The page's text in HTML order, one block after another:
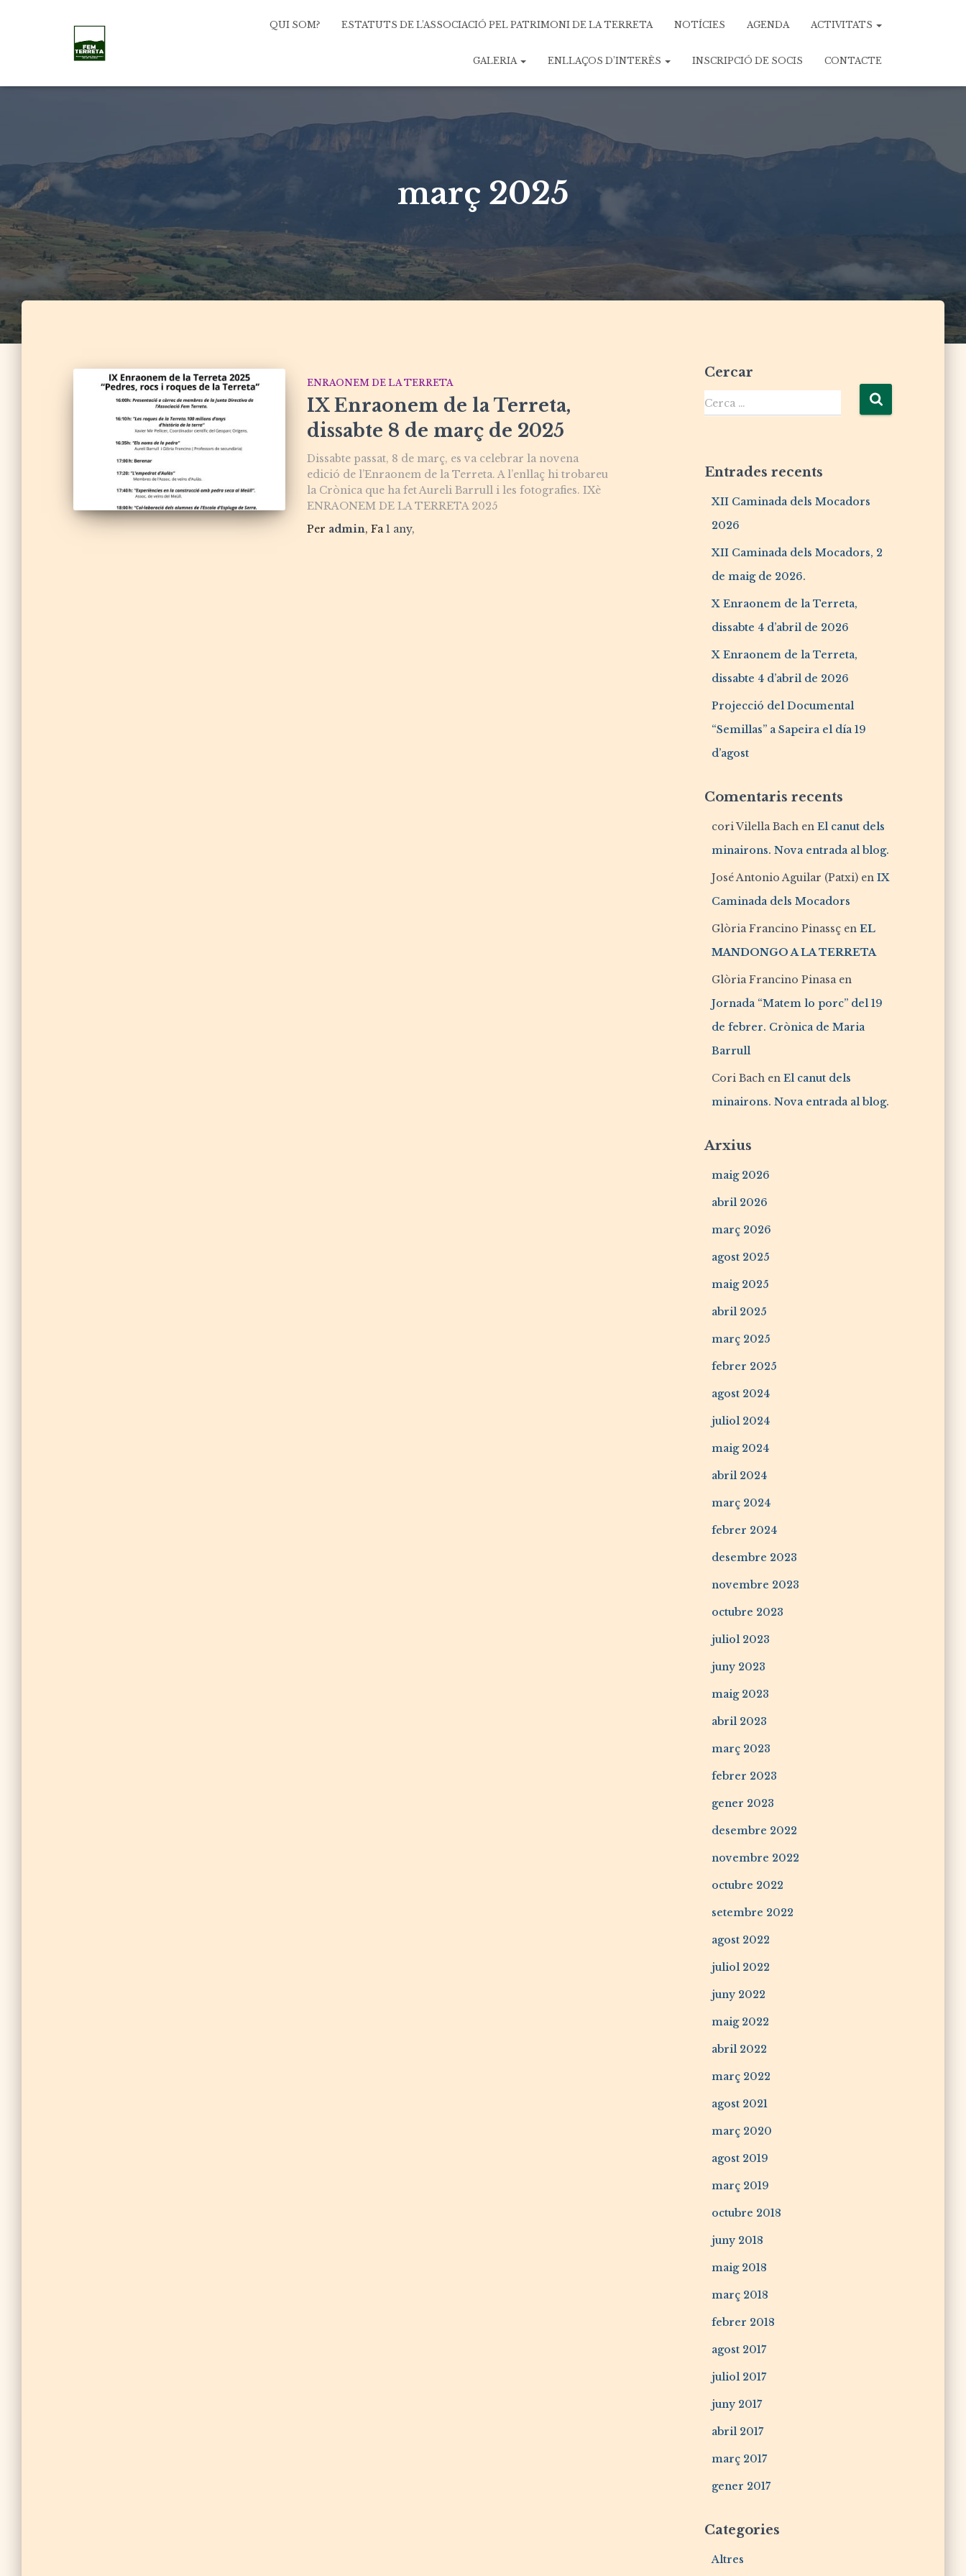
QUI SOM? ESTATUTS DE L’ASSOCIACIÓ PEL PATRIMONI DE LA TERRETA NOTÍCIES AGENDA ACTIVITATS
GALERIA ENLLAÇOS D’INTERÈS INSCRIPCIÓ DE SOCIS CONTACTE
març 2025
ENRAONEM DE LA TERRETA
IX Enraonem de la Terreta,
dissabte 8 de març de 2025
Dissabte passat, 8 de març, es va celebrar la novena
edició de l’Enraonem de la Terreta. A l’enllaç hi trobareu
la Crònica que ha fet Aureli Barrull i les fotografies. IXè
ENRAONEM DE LA TERRETA 2025
Per admin, Fa1 any,
Cercar
Cerca …
Entrades recents
XII Caminada dels Mocadors
2026
XII Caminada dels Mocadors, 2
de maig de 2026.
X Enraonem de la Terreta,
dissabte 4 d’abril de 2026
X Enraonem de la Terreta,
dissabte 4 d’abril de 2026
Projecció del Documental
“Semillas” a Sapeira el día 19
d’agost
Comentaris recents
cori Vilella Bachen El canut dels
minairons. Nova entrada al blog.
José Antonio Aguilar (Patxi)en IX
Caminada dels Mocadors
Glòria Francino Pinassçen EL
MANDONGO A LA TERRETA
Glòria Francino Pinasaen
Jornada “Matem lo porc” del 19
de febrer. Crònica de Maria
Barrull
Cori Bachen El canut dels
minairons. Nova entrada al blog.
Arxius
maig 2026
abril 2026
març 2026
agost 2025
maig 2025
abril 2025
març 2025
febrer 2025
agost 2024
juliol 2024
maig 2024
abril 2024
març 2024
febrer 2024
desembre 2023
novembre 2023
octubre 2023
juliol 2023
juny 2023
maig 2023
abril 2023
març 2023
febrer 2023
gener 2023
desembre 2022
novembre 2022
octubre 2022
setembre 2022
agost 2022
juliol 2022
juny 2022
maig 2022
abril 2022
març 2022
agost 2021
març 2020
agost 2019
març 2019
octubre 2018
juny 2018
maig 2018
març 2018
febrer 2018
agost 2017
juliol 2017
juny 2017
abril 2017
març 2017
gener 2017
Categories
Altres